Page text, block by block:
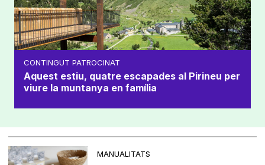
CONTINGUT PATROCINAT
Aquest estiu, quatre escapades al Pirineu per
viure la muntanya en família
MANUALITATS